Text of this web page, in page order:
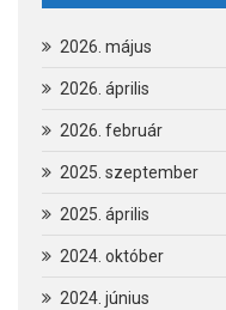
2026. május
2026. április
2026. február
2025. szeptember
2025. április
2024. október
2024. június